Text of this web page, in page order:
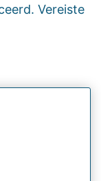
Vereiste